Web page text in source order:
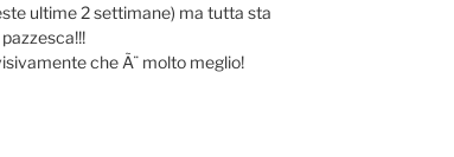
ultime 2 settimane) ma tutta sta
che Ã¨ molto meglio!